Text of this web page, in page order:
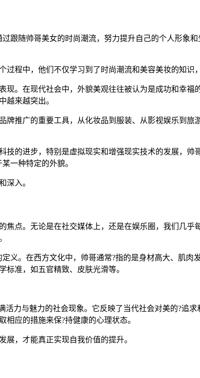
跟随帅哥美女的时尚潮流，努力提升自己的个人形象
程中，他们不仅学习到了时尚潮流和美容美妆的知识
。在现代社会中，外貌美观往往被认为是成功和幸
越来越突出。
推广的重要工具，从化妆品到服装、从影视娱乐到旅
的进步，特别是虚拟现实和增强现实技术的发展，
一种特定的外貌。
深入。
点。无论是在社交媒体上，还是在娱乐圈，我们几
义。在西方文化中，帅哥通常?指的是身材高大、肌
标准，如五官精致、皮肤光滑等。
力与魅力的社会现象。它反映了当代社会对美的?追
应的措施来保?持健康的心理状态。
展，才能真正实现自我价值的提升。